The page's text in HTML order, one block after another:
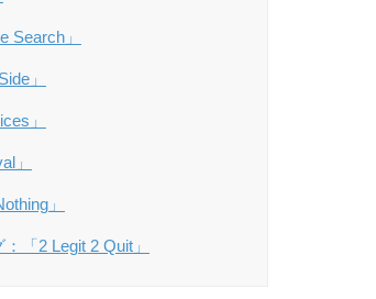
Search」
」
」
」
」
「2 Legit 2 Quit」